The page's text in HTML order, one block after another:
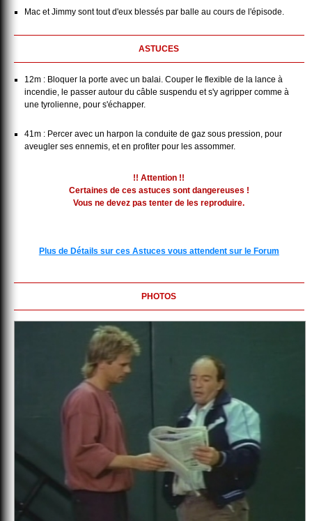
Mac et Jimmy sont tout d'eux blessés par balle au cours de l'épisode.
ASTUCES
12m : Bloquer la porte avec un balai. Couper le flexible de la lance à
incendie, le passer autour du câble suspendu et s'y agripper comme à
une tyrolienne, pour s'échapper.
41m : Percer avec un harpon la conduite de gaz sous pression, pour
aveugler ses ennemis, et en profiter pour les assommer.
!! Attention !!
Certaines de ces astuces sont dangereuses !
Vous ne devez pas tenter de les reproduire.
Plus de Détails sur ces Astuces vous attendent sur le Forum
PHOTOS